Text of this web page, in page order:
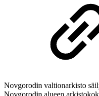
Novgorodin valtionarkisto
Novgorodin alueen